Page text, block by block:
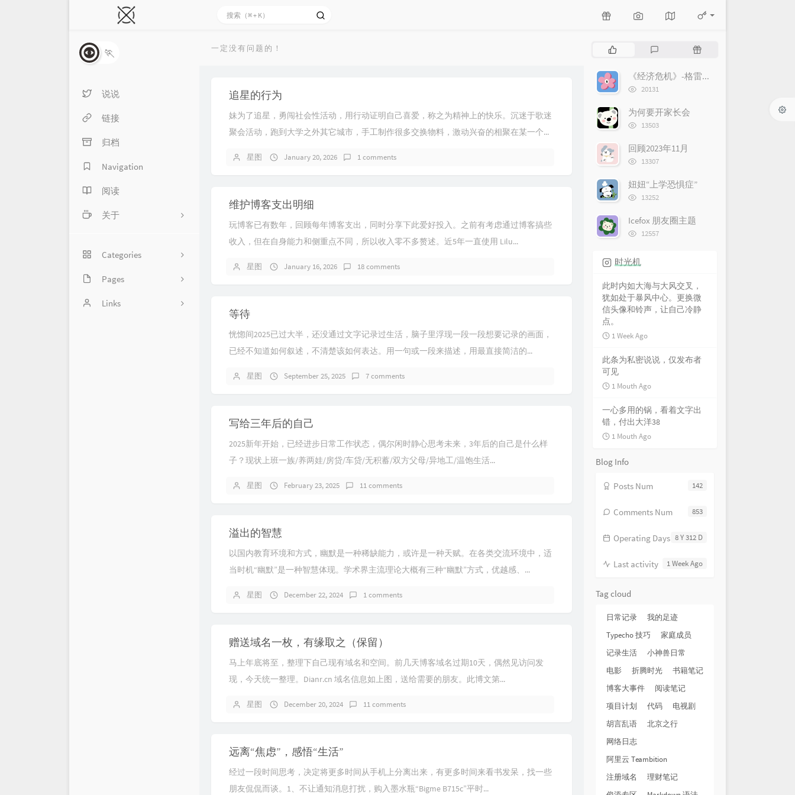
🏃
说说
链接
归档
Navigation
阅读
关于
留言本
大事件
Categories
25
15
Pages
画廊Links
一定没有问题的！
追星的行为
妹为了追星，勇闯社会性活动，用行动证明自己喜爱，称之为精神上的快乐。沉迷于歌迷
聚会活动，跑到大学之外其它城市，手工制作很多交换物料，激动兴奋的相聚在某一个...
星图 January 20, 2026 1 comments
维护博客支出明细
玩博客已有数年，回顾每年博客支出，同时分享下此爱好投入。之前有考虑通过博客搞些
收入，但在自身能力和侧重点不同，所以收入零不多赘述。近5年一直使用 Lilu...
星图 January 16, 2026 18 comments
等待
恍惚间2025已过大半，还没通过文字记录过生活，脑子里浮现一段一段想要记录的画面，
已经不知道如何叙述，不清楚该如何表达。用一句或一段来描述，用最直接简洁的...
星图 September 25, 2025 7 comments
写给三年后的自己
2025新年开始，已经进步日常工作状态，偶尔闲时静心思考未来，3年后的自己是什么样
子？现状上班一族/养两娃/房贷/车贷/无积蓄/双方父母/异地工/温饱生活...
星图 February 23, 2025 11 comments
溢出的智慧
以国内教育环境和方式，幽默是一种稀缺能力，或许是一种天赋。在各类交流环境中，适
当时机“幽默”是一种智慧体现。学术界主流理论大概有三种“幽默”方式，优越感、...
星图 December 22, 2024 1 comments
赠送域名一枚，有缘取之（保留）
马上年底将至，整理下自己现有域名和空间。前几天博客域名过期10天，偶然见访问发
现，今天统一整理。Dianr.cn 域名信息如上图，送给需要的朋友。此博文第...
星图 December 20, 2024 11 comments
远离“焦虑”，感悟“生活”
经过一段时间思考，决定将更多时间从手机上分离出来，有更多时间来看书发呆，找一些
朋友侃侃而谈。1、不让通知消息打扰，购入墨水瓶“Bigme B715c”平时...
p
a
r
r
t
c
l
t
t
c
m
m
n
t
R
n《经济危机》-格雷厄姆
浏
次
数:
20131
为何要开家长会
浏
次
数:
13503
回顾2023年11月
浏
次
数:
13307
妞妞“上学恐惧症”
浏
次
数:
13252
Icefox 朋友圈主题
浏
数:
12557
时光机
此时内如大海与大风交叉，
犹如处于暴风中心。更换微
信头像和铃声，让自己冷静
点。
1 Week Ago
此条为私密说说，仅发布者
可见
1 Mouth Ago
一心多用的锅，看着文字出
错，付出大洋38
1 Mouth Ago
Blog Info
142
Posts Num
853
Comments Num
8 Y 312 D
Operating Days
1 Week Ago
Last activity
Tag cloud
日常记录
我的足迹
Typecho 技巧
家庭成员
记录生活
小神兽日常
电影
折腾时光
书籍笔记
博客大事件
阅读笔记
项目计划
代码
电视剧
胡言乱语
北京之行
网络日志
阿里云 Teambition
注册域名
理财笔记